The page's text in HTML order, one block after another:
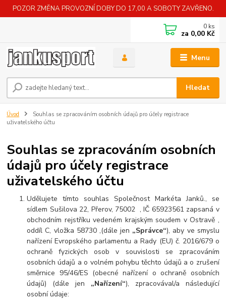
POZOR ZMĚNA PROVOZNÍ DOBY DO 17,00 A SOBOTY ZAVŘENO.
Menu
Hledat
0 ks
za 0,00 Kč
Úvod
Souhlas se zpracováním osobních údajů pro účely registrace
uživatelského účtu
Souhlas se zpracováním osobních
údajů pro účely registrace
uživatelského účtu
Udělujete tímto souhlas Společnost Markéta Janků., se
sídlem Sušilova 22, Přerov, 75002 , IČ 65923561 zapsaná v
obchodním rejstříku vedeném krajským soudem v Ostravě ,
oddíl C, vložka 58730 ,(dále jen „Správce“), aby ve smyslu
nařízení Evropského parlamentu a Rady (EU) č. 2016/679 o
ochraně fyzických osob v souvislosti se zpracováním
osobních údajů a o volném pohybu těchto údajů a o zrušení
směrnice 95/46/ES (obecné nařízení o ochraně osobních
údajů) (dále jen „Nařízení“), zpracovával/a následující
osobní údaje: